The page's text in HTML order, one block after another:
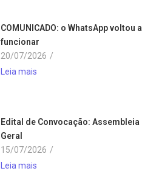
COMUNICADO: o WhatsApp voltou a
funcionar
20/07/2026 /
Leia mais
Edital de Convocação: Assembleia
Geral
15/07/2026 /
Leia mais